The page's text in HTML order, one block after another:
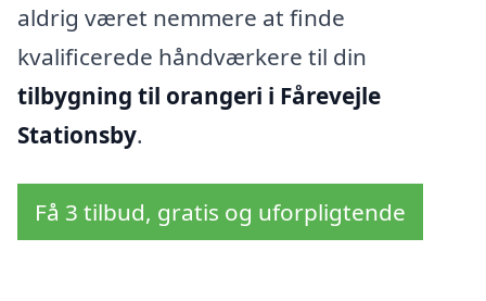
aldrig været nemmere at finde
kvalificerede håndværkere til din
tilbygning til orangeri i Fårevejle
Stationsby.
Få 3 tilbud, gratis og uforpligtende